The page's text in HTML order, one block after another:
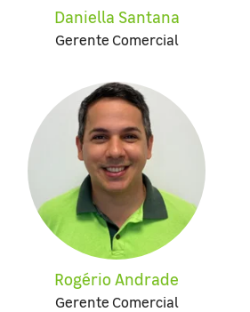
Daniella Santana
Gerente Comercial
Rogério Andrade
Gerente Comercial